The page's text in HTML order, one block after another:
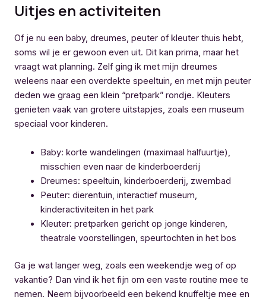
Uitjes en activiteiten
Of je nu een baby, dreumes, peuter of kleuter thuis hebt,
soms wil je er gewoon even uit. Dit kan prima, maar het
vraagt wat planning. Zelf ging ik met mijn dreumes
weleens naar een overdekte speeltuin, en met mijn peuter
deden we graag een klein “pretpark” rondje. Kleuters
genieten vaak van grotere uitstapjes, zoals een museum
speciaal voor kinderen.
Baby: korte wandelingen (maximaal halfuurtje),
misschien even naar de kinderboerderij
Dreumes: speeltuin, kinderboerderij, zwembad
Peuter: dierentuin, interactief museum,
kinderactiviteiten in het park
Kleuter: pretparken gericht op jonge kinderen,
theatrale voorstellingen, speurtochten in het bos
Ga je wat langer weg, zoals een weekendje weg of op
vakantie? Dan vind ik het fijn om een vaste routine mee te
nemen. Neem bijvoorbeeld een bekend knuffeltje mee en